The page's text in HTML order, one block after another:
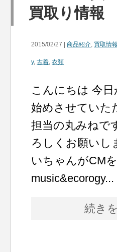
買取り情報
2015/02/27 |商品紹介, 買取情報
y,古着,衣類
こんにちは 今
始めさせていた
担当の丸みねで
ろしくお願いし
いちゃんがCM
music&ecorogy...
続き